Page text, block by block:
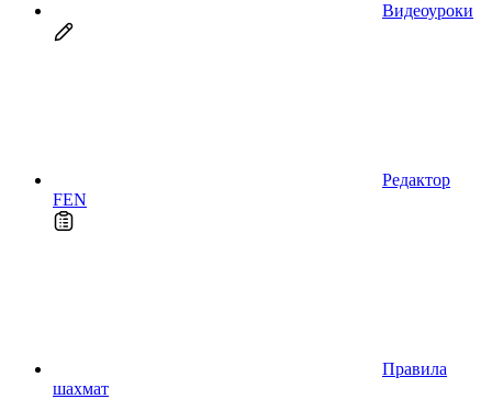
Видеоуроки
Редактор
FEN
Правила
шахмат